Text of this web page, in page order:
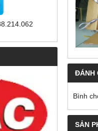
ĐÁNH
Bình
SẢN